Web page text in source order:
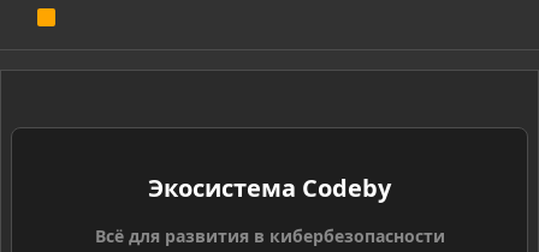
S
Экосистема Codeby
Всё для развития в кибербезопасности